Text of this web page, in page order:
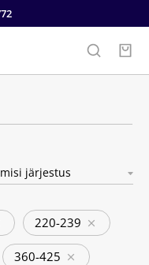
220-239
360-425